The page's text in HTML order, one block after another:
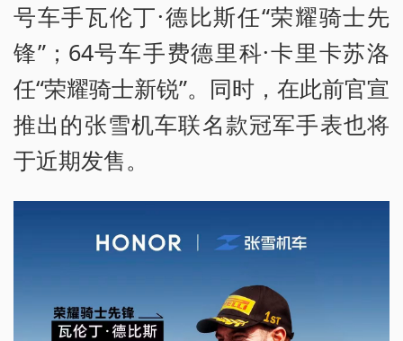
号车手瓦伦丁·德比斯任“荣耀骑士先
锋”；64号车手费德里科·卡里卡苏洛
任“荣耀骑士新锐”。同时，在此前官宣
推出的张雪机车联名款冠军手表也将
于近期发售。